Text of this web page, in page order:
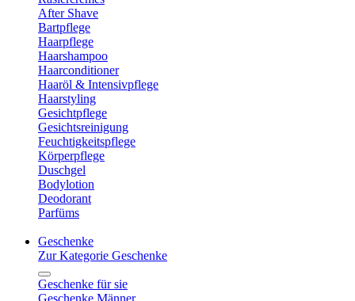
After Shave
Bartpflege
Haarpflege
Haarshampoo
Haarconditioner
Haaröl & Intensivpflege
Haarstyling
Gesichtpflege
Gesichtsreinigung
Feuchtigkeitspflege
Körperpflege
Duschgel
Bodylotion
Deodorant
Parfüms
Geschenke
Zur Kategorie Geschenke
Geschenke für sie
Geschenke Männer